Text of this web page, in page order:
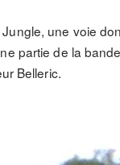
une voie
partie de la
Belleric.